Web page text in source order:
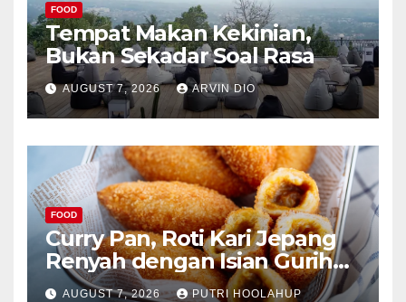
FOOD
Tempat Makan Kekinian,
Bukan Sekadar Soal Rasa
AUGUST 7, 2026 ARVIN DIO
FOOD
Curry Pan, Roti Kari Jepang
Renyah dengan Isian Gurih
Menggoda
AUGUST 7, 2026 PUTRI HOOLAHUP